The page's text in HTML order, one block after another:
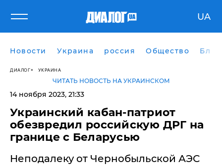
UA
Новости Украина россия Общество
ДИАЛОГ УКРАИНА
ЧИТАТЬ НОВОСТЬ НА УКРАИНСКОМ
14 ноября 2023, 21:33
Украинский кабан-патриот
обезвредил российскую ДРГ на
границе с Беларусью
Неподалеку от Чернобыльской АЭС